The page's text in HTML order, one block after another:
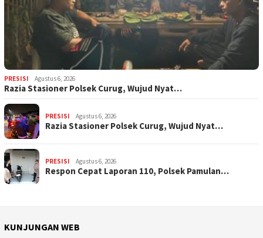
PRESISI Agustus 6, 2026
Razia Stasioner Polsek Curug, Wujud Nyat…
PRESISI Agustus 6, 2026
Razia Stasioner Polsek Curug, Wujud Nyat…
PRESISI Agustus 6, 2026
Respon Cepat Laporan 110, Polsek Pamulan…
KUNJUNGAN WEB